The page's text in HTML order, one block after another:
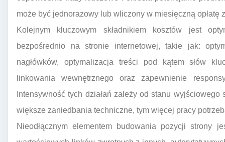
może być jednorazowy lub wliczony w miesięczną opłatę
Kolejnym kluczowym składnikiem kosztów jest
bezpośrednio na stronie internetowej, takie jak:
nagłówków, optymalizacja treści pod kątem słów
linkowania wewnętrznego oraz zapewnienie
Intensywność tych działań zależy od stanu
większe zaniedbania techniczne, tym więcej pracy
Nieodłącznym elementem budowania pozycji strony